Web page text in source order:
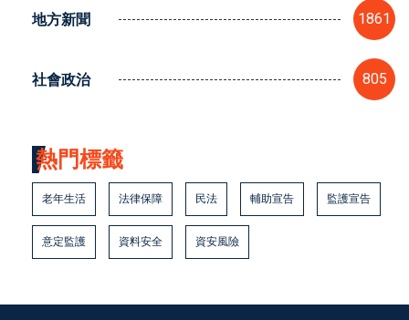
地方新聞 1861
社會政治 805
熱門標籤
老年生活 法律保障 民法 輔助宣告 監護宣告
意定監護 資料安全 資安風險